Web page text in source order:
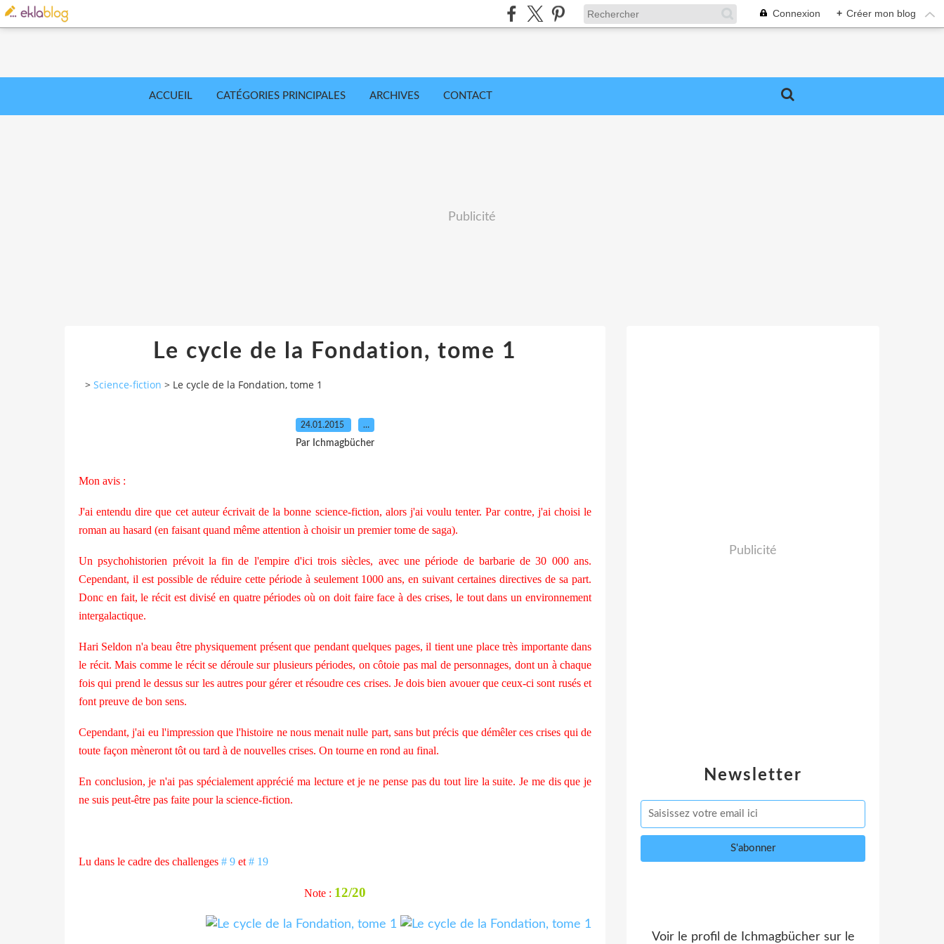
Connexion + Créer mon blog
ACCUEIL CATÉGORIES PRINCIPALES ARCHIVES CONTACT
Publicité
Le cycle de la Fondation, tome 1
> Science-fiction > Le cycle de la Fondation, tome 1
24.01.2015 …
Par Ichmagbücher
Mon avis :
J'ai entendu dire que cet auteur écrivait de la bonne science-fiction, alors j'ai voulu tenter. Par contre, j'ai choisi le
roman au hasard (en faisant quand même attention à choisir un premier tome de saga).
Un psychohistorien prévoit la fin de l'empire d'ici trois siècles, avec une période de barbarie de 30 000 ans.
Cependant, il est possible de réduire cette période à seulement 1000 ans, en suivant certaines directives de sa part.
Donc en fait, le récit est divisé en quatre périodes où on doit faire face à des crises, le tout dans un environnement
intergalactique.
Hari Seldon n'a beau être physiquement présent que pendant quelques pages, il tient une place très importante dans
le récit. Mais comme le récit se déroule sur plusieurs périodes, on côtoie pas mal de personnages, dont un à chaque
fois qui prend le dessus sur les autres pour gérer et résoudre ces crises. Je dois bien avouer que ceux-ci sont rusés et
font preuve de bon sens.
Cependant, j'ai eu l'impression que l'histoire ne nous menait nulle part, sans but précis que démêler ces crises qui de
toute façon mèneront tôt ou tard à de nouvelles crises. On tourne en rond au final.
En conclusion, je n'ai pas spécialement apprécié ma lecture et je ne pense pas du tout lire la suite. Je me dis que je
ne suis peut-être pas faite pour la science-fiction.
Lu dans le cadre des challenges # 9 et # 19
Note : 12/20
Newsletter
Publicité
Voir le profil de Ichmagbüchersur le